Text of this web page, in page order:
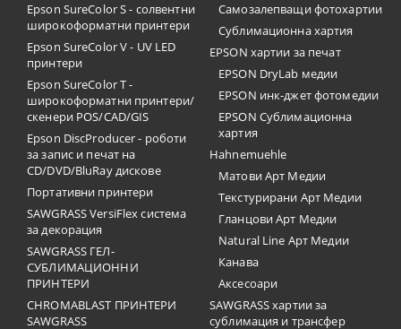
Epson SureColor S - солвентни
широкоформатни принтери
Epson SureColor V - UV LED
принтери
Epson SureColor T -
широкоформатни принтери/
скенери POS/CAD/GIS
Epson DiscProducer - роботи
за запис и печат на
CD/DVD/BluRay дискове
Портативни принтери
SAWGRASS VersiFlex система
за декорация
SAWGRASS ГЕЛ-
СУБЛИМАЦИОННИ
ПРИНТЕРИ
CHROMABLAST ПРИНТЕРИ
SAWGRASS
Самозалепващи фотохартии
Сублимационна хартия
EPSON хартии за печат
EPSON DryLab медии
EPSON инк-джет фотомедии
EPSON Сублимационна
хартия
Hahnemuehle
Матови Арт Медии
Текстурирани Арт Медии
Гланцови Арт Медии
Natural Line Арт Медии
Канава
Аксесоари
SAWGRASS хартии за
сублимация и трансфер